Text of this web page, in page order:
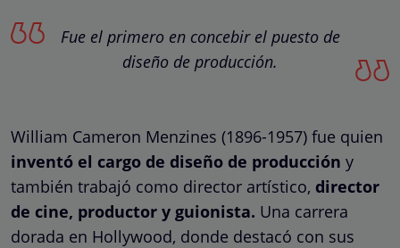
Fue el primero en concebir el puesto de
diseño de producción.
William Cameron Menzines (1896-1957) fue quien
inventó el cargo de diseño de producción y
también trabajó como director artístico, director
de cine, productor y guionista. Una carrera
dorada en Hollywood, donde destacó con sus